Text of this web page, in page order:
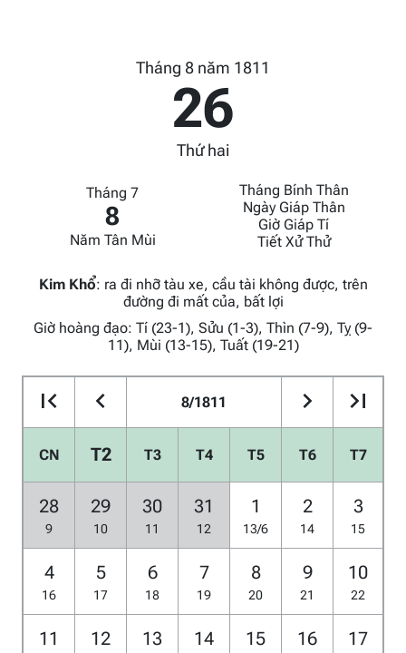
Tháng 8 năm 1811
26
Thứ hai
Tháng 7
8
Năm Tân Mùi
Tháng Bính Thân
Ngày Giáp Thân
Giờ Giáp Tí
Tiết Xử Thử
Kim Khổ: ra đi nhỡ tàu xe, cầu tài không được, trên
đường đi mất của, bất lợi
Giờ hoàng đạo: Tí (23-1), Sửu (1-3), Thìn (7-9), Tỵ (9-
11), Mùi (13-15), Tuất (19-21)
8/1811
CN T2 T3 T4 T5 T6 T7
28
9
29
10
30
11
31
12
1
13/6
2
14
3
15
4
16
5
17
6
18
7
19
8
20
9
21
10
22
11 12 13 14 15 16 17